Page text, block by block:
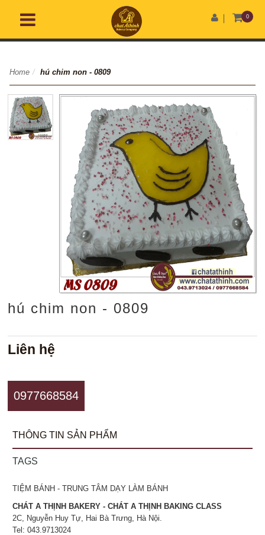
0
Home / hú chim non - 0809
hú chim non - 0809
Liên hệ
0977668584
THÔNG TIN SẢN PHẨM
TAGS
TIỆM BÁNH - TRUNG TÂM DẠY LÀM BÁNH
CHÁT A THỊNH BAKERY - CHÁT A THỊNH BAKING CLASS
2C, Nguyễn Huy Tự, Hai Bà Trưng, Hà Nội.
Tel: 043.9713024